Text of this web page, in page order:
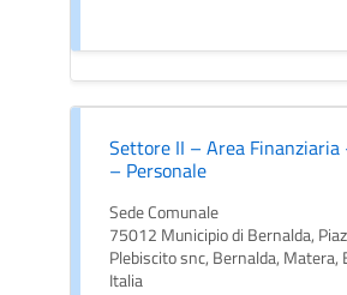
Settore II – Area
– Personale
Sede Comunale
75012 Municipio di Bernalda,
Plebiscito snc, Bernalda, Matera,
Italia